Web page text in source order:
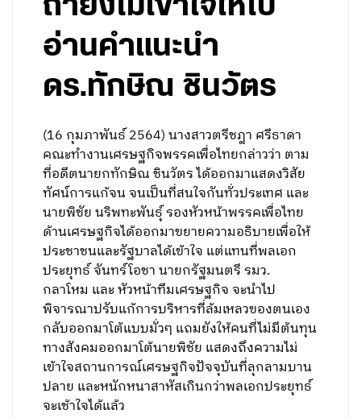
ถ้ายังไม่เข้าใจให้ไป
อ่านคำแนะนำ
ดร.ทักษิณ ชินวัตร
(16 กุมภาพันธ์ 2564) นางสาวตรีชฎา ศรีธาดา
คณะทำงานเศรษฐกิจพรรคเพื่อไทยกล่าวว่า ตาม
ที่อดีตนายกทักษิณ ชินวัตร ได้ออกมาแสดงวิสัย
ทัศน์การแก้จน จนเป็นที่สนใจกันทั่วประเทศ และ
นายพิชัย นริพทะพันธุ์ รองหัวหน้าพรรคเพื่อไทย
ด้านเศรษฐกิจได้ออกมาขยายความอธิบายเพื่อให้
ประชาชนและรัฐบาลได้เข้าใจ แต่แทนที่พลเอก
ประยุทธ์ จันทร์โอชา นายกรัฐมนตรี รมว.
กลาโหม และ หัวหน้าทีมเศรษฐกิจ จะนำไป
พิจารณาปรับแก้การบริหารที่ล้มเหลวของตนเอง
กลับออกมาโต้แบบมั่วๆ แถมยังให้คนที่ไม่มีต้นทุน
ทางสังคมออกมาโต้นายพิชัย แสดงถึงความไม่
เข้าใจสถานการณ์เศรษฐกิจปัจจุบันที่ลุกลามบาน
ปลาย และหนักหนาสาหัสเกินกว่าพลเอกประยุทธ์
จะเช้าใจได้แล้ว